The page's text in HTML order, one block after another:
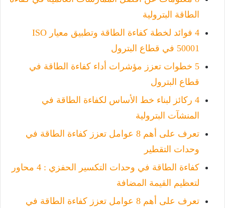
الطاقة البترولية
4 فوائد لخطة كفاءة الطاقة وتطبيق معيار ISO
50001 في قطاع البترول
5 خطوات تعزز مؤشرات أداء كفاءة الطاقة في
قطاع البترول
4 ركائز لبناء خط الأساس لكفاءة الطاقة في
المنشآت البترولية
تعرف على أهم 8 عوامل تعزز كفاءة الطاقة في
وحدات التقطير
كفاءة الطاقة في وحدات التكسير الحفزي : 4 محاور
لتعظيم القيمة المضافة
تعرف على أهم 8 عوامل تعزز كفاءة الطاقة في